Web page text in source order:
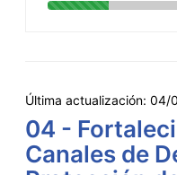
Última actualización: 04/
04 -
Canales de